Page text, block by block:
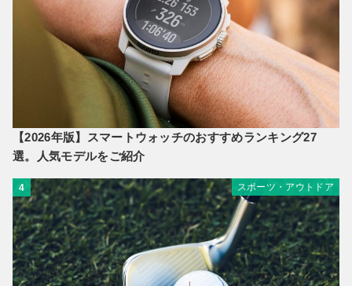
【2026年版】スマートウォッチのおすすめランキング27
選。人気モデルをご紹介
4 スポーツ・アウトドア